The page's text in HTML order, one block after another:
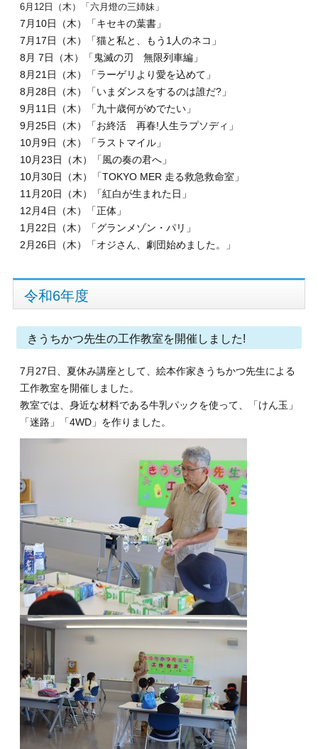
6月12日（木）「六月燈の三姉妹」
7月10日（木）「キセキの葉書」
7月17日（木）「猫と私と、もう1人のネコ」
8月 7日（木）「鬼滅の刃 無限列車編」
8月21日（木）「ラーゲリより愛を込めて」
8月28日（木）「いまダンスをするのは誰だ?」
9月11日（木）「九十歳何がめでたい」
9月25日（木）「お終活 再春!人生ラプソディ」
10月9日（木）「ラストマイル」
10月23日（木）「風の奏の君へ」
10月30日（木）「TOKYO MER 走る救急救命室」
11月20日（木）「紅白が生まれた日」
12月4日（木）「正体」
1月22日（木）「グランメゾン・パリ」
2月26日（木）「オジさん、劇団始めました。」
令和6年度
きうちかつ先生の工作教室を開催しました!
7月27日、夏休み講座として、絵本作家きうちかつ先生による
工作教室を開催しました。
教室では、身近な材料である牛乳パックを使って、「けん玉」
「迷路」「4WD」を作りました。